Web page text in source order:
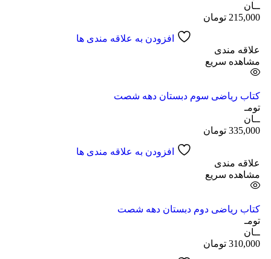
ــان
215,000 تومان
افزودن به علاقه مندی ها
علاقه مندی
مشاهده سریع
کتاب ریاضی سوم دبستان دهه شصت
تومـ
ــان
335,000 تومان
افزودن به علاقه مندی ها
علاقه مندی
مشاهده سریع
کتاب ریاضی دوم دبستان دهه شصت
تومـ
ــان
310,000 تومان